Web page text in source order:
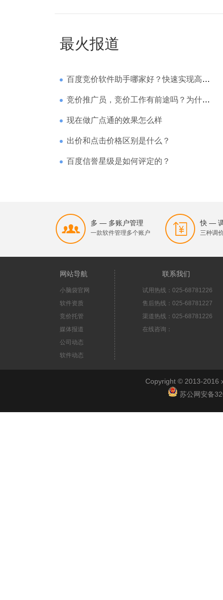
最火报道
百度竞价软件助手哪家好？快速实现高回报哪家强？
竞价推广员，竞价工作有前途吗？为什么待遇那么高
现在做广点通的效果怎么样
出价和点击价格区别是什么？
百度信誉星级是如何评定的？
多 — 多账户管理
一款软件管理多个账户
快 —
三种调
网站导航
小脑袋官网
软件资质
竞价托管
媒体报道
公司动态
软件动态
联系我们
试用热线：025-68781226
售后热线：025-68781227
渠道热线：025-68781226
在线咨询：
Copyright © 2013-2016
苏公网安备